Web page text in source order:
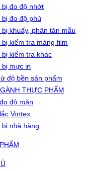
bị đo độ nhớt
bị đo độ phủ
bị khuấy, phân tán mẫu
bị kiểm tra màng film
bị kiểm tra khác
bị mực in
độ bền sản phẩm
THỰC PHẨM
độ mặn
Vortex
bị nhà hàng